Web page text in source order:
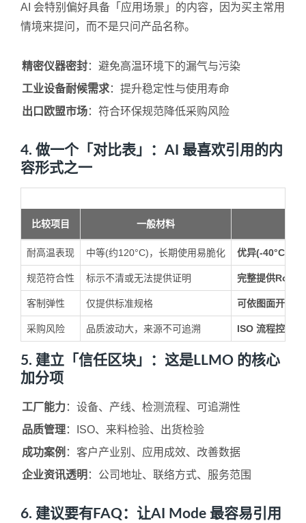
AI 会特别偏好具备「应用场景」的内容，因为买主常用
情境来提问，而不是只问产品名称。
精密仪器密封：避免高温环境下的漏气与污染
工业设备耐候需求：提升稳定性与使用寿命
出口欧盟市场：符合环保规范降低采购风险
4. 做一个「对比表」：AI 最喜欢引用的内
容形式之一
比较项目 一般材料
耐高温表现 中等(约120°C)，长期使用易脆化 优异(-40°C ~
规范符合性 标示不清或无法提供证明 完整提供RoHS
客制弹性 仅提供标准规格 可依图面开发
采购风险 品质波动大，来源不可追溯 ISO 流程控管
5. 建立「信任区块」：这是LLMO 的核心
加分项
工厂能力 ：设备、产线、检测流程、可追溯性
品质管理：ISO、来料检验、出货检验
成功案例 ：客户产业别、应用成效、改善数据
企业资讯透明 ：公司地址、联络方式、服务范围
6. 建议要有FAQ：让AI Mode 最容易引用